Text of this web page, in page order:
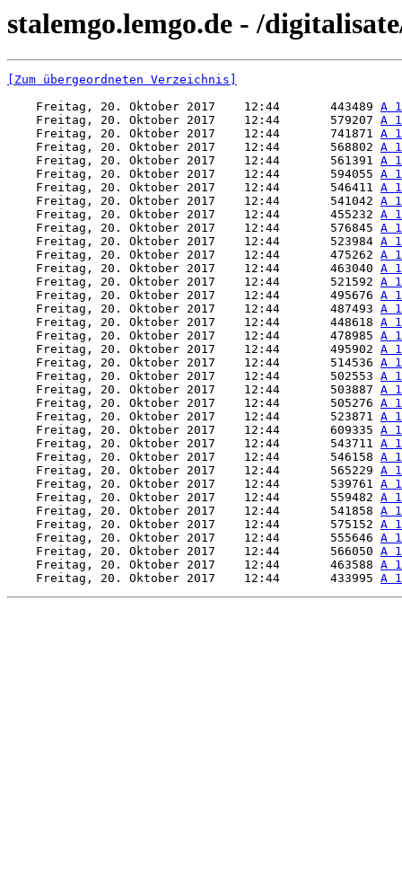
stalemgo.lemgo.de - /
[Zum übergeordneten Verzeichnis]
    Freitag, 20. Oktober 2017    12:44       443489
A
    Freitag, 20. Oktober 2017    12:44       579207
A
    Freitag, 20. Oktober 2017    12:44       741871
A
    Freitag, 20. Oktober 2017    12:44       568802
A
    Freitag, 20. Oktober 2017    12:44       561391
A
    Freitag, 20. Oktober 2017    12:44       594055
A
    Freitag, 20. Oktober 2017    12:44       546411
A
    Freitag, 20. Oktober 2017    12:44       541042
A
    Freitag, 20. Oktober 2017    12:44       455232
A
    Freitag, 20. Oktober 2017    12:44       576845
A
    Freitag, 20. Oktober 2017    12:44       523984
A
    Freitag, 20. Oktober 2017    12:44       475262
A
    Freitag, 20. Oktober 2017    12:44       463040
A
    Freitag, 20. Oktober 2017    12:44       521592
A
    Freitag, 20. Oktober 2017    12:44       495676
A
    Freitag, 20. Oktober 2017    12:44       487493
A
    Freitag, 20. Oktober 2017    12:44       448618
A
    Freitag, 20. Oktober 2017    12:44       478985
A
    Freitag, 20. Oktober 2017    12:44       495902
A
    Freitag, 20. Oktober 2017    12:44       514536
A
    Freitag, 20. Oktober 2017    12:44       502553
A
    Freitag, 20. Oktober 2017    12:44       503887
A
    Freitag, 20. Oktober 2017    12:44       505276
A
    Freitag, 20. Oktober 2017    12:44       523871
A
    Freitag, 20. Oktober 2017    12:44       609335
A
    Freitag, 20. Oktober 2017    12:44       543711
A
    Freitag, 20. Oktober 2017    12:44       546158
A
    Freitag, 20. Oktober 2017    12:44       565229
A
    Freitag, 20. Oktober 2017    12:44       539761
A
    Freitag, 20. Oktober 2017    12:44       559482
A
    Freitag, 20. Oktober 2017    12:44       541858
A
    Freitag, 20. Oktober 2017    12:44       575152
A
    Freitag, 20. Oktober 2017    12:44       555646
A
    Freitag, 20. Oktober 2017    12:44       566050
A
    Freitag, 20. Oktober 2017    12:44       463588
A
    Freitag, 20. Oktober 2017    12:44       433995
A